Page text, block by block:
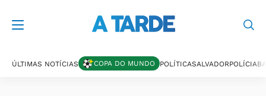
ÚLTIMAS NOTÍCIAS COPA DO MUNDO POLÍTICASALVADORPOLÍCIA